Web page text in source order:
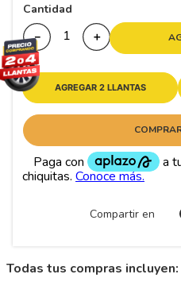
Cantidad
＋
－
AGREGAR 2 LLANTAS
Compartir en
Todas tus compras incluyen: